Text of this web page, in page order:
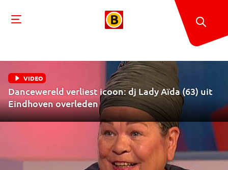
VIDEO
Dancewereld verliest icoon: dj Lady Aïda (63) uit
Eindhoven overleden